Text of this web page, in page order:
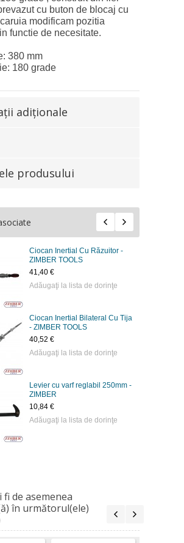
cu buton de blocaj cu
modificam pozitia
functie de necesitate.
380 mm
180 grade
adiţionale
produsului
Ciocan Inertial Cu Răzuitor -
ZIMBER TOOLS
41,40 €
Adăugaţi la lista de dorinţe
Ciocan Inertial Bilateral Cu Tija
- ZIMBER TOOLS
40,52 €
Adăugaţi la lista de dorinţe
Levier cu varf reglabil 250mm -
ZIMBER
10,84 €
Adăugaţi la lista de dorinţe
fi de asemenea
în următorul(ele)